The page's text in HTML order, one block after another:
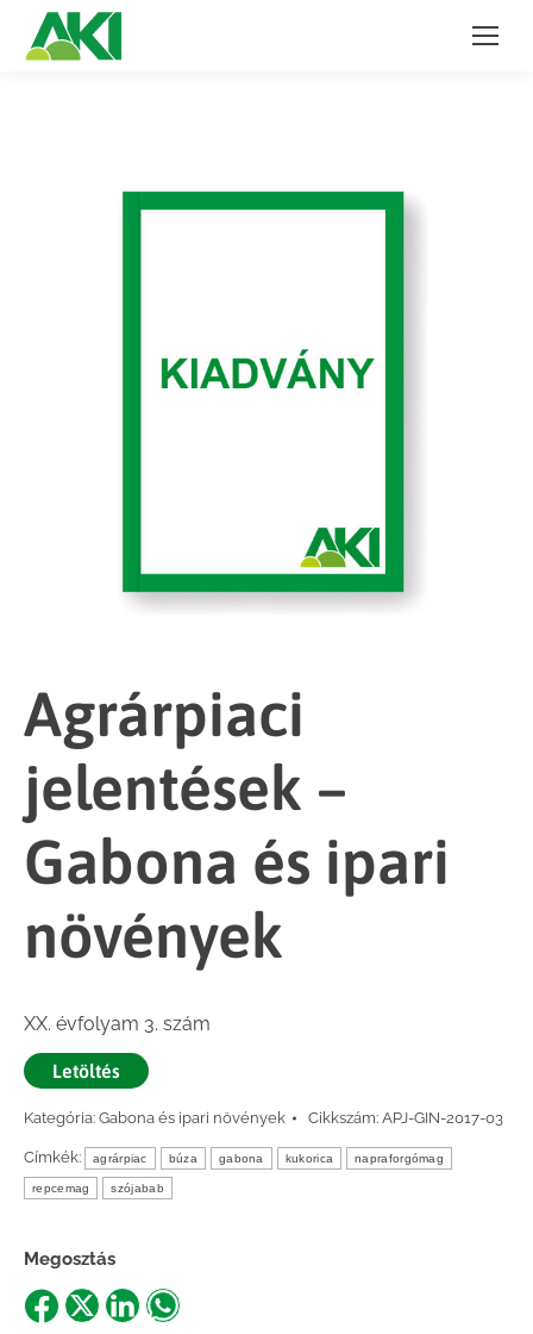
Agrárpiaci
jelentések –
Gabona és ipari
növények
XX. évfolyam 3. szám
Letöltés
Kategória: Gabona és ipari növények Cikkszám: APJ-GIN-2017-03
Címkék: agrárpiac búza gabona kukorica napraforgómag
repcemag szójabab
Megosztás
ShareShareShareShare